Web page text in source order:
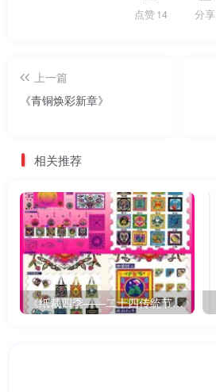
点赞14 分享
上一篇
《青铜焕彩新章》
相关推荐
《纸裁四季——二十四传统节气文创设计》